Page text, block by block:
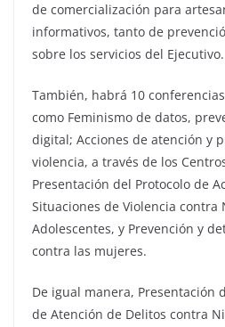
de comercialización para
informativos, tanto de
sobre los servicios del Ejecutivo.
También, habrá 10
como Feminismo de datos,
digital; Acciones de atención y
violencia, a través de los
Presentación del Protocolo de
Situaciones de Violencia contra
Adolescentes, y Prevención y
contra las mujeres.
De igual manera, Presentación
de Atención de Delitos contra